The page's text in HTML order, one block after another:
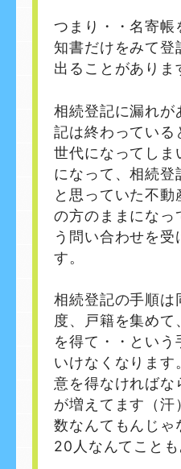
つまり・・名寄帳
知書だけをみて登
出ることがありま
相続登記に漏れが
記は終わっている
世代になってしま
になって、相続登
と思っていた不動
の方のままになっ
う問い合わせを受
す。
相続登記の手順は
度、戸籍を集め
を得て・・という
いけなくなります
意を得なければな
が増えてます（汗
数なんてもんじゃ
20 人なんてことも